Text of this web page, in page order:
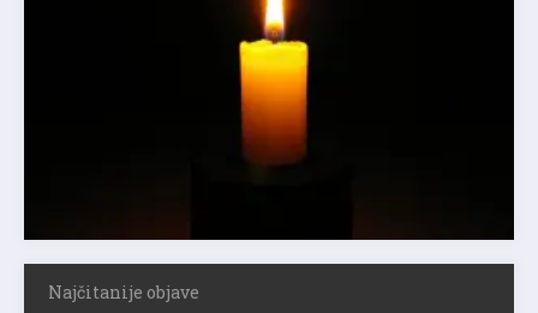
Najčitanije objave